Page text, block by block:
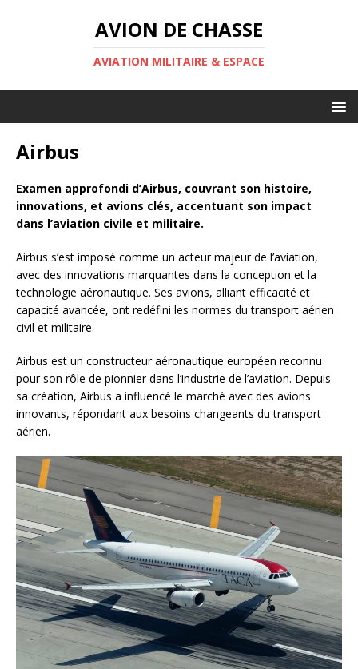
AVION DE CHASSE
AVIATION MILITAIRE & ESPACE
Airbus
Examen approfondi d’Airbus, couvrant son histoire,
innovations, et avions clés, accentuant son impact
dans l’aviation civile et militaire.
Airbus s’est imposé comme un acteur majeur de l’aviation,
avec des innovations marquantes dans la conception et la
technologie aéronautique. Ses avions, alliant efficacité et
capacité avancée, ont redéfini les normes du transport aérien
civil et militaire.
Airbus est un constructeur aéronautique européen reconnu
pour son rôle de pionnier dans l’industrie de l’aviation. Depuis
sa création, Airbus a influencé le marché avec des avions
innovants, répondant aux besoins changeants du transport
aérien.